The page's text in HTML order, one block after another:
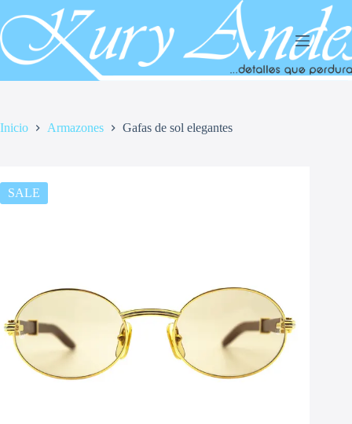
al
contenido
Inicio Armazones Gafas de sol elegantes
SALE